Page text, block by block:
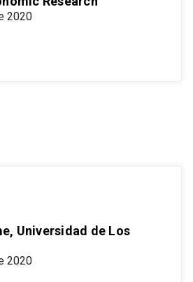
2020
Universidad de Los
2020